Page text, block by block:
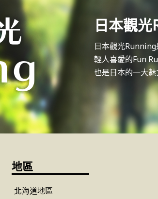
日本觀
日本觀光
輕人喜愛的Fun
也是日本的一大魅
地區
北海道地區